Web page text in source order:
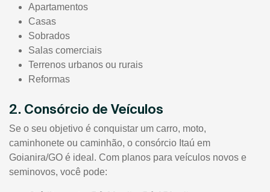
Apartamentos
Casas
Sobrados
Salas comerciais
Terrenos urbanos ou rurais
Reformas
2. Consórcio de Veículos
Se o seu objetivo é conquistar um carro, moto,
caminhonete ou caminhão, o consórcio Itaú em
Goianira/GO é ideal. Com planos para veículos novos e
seminovos, você pode: